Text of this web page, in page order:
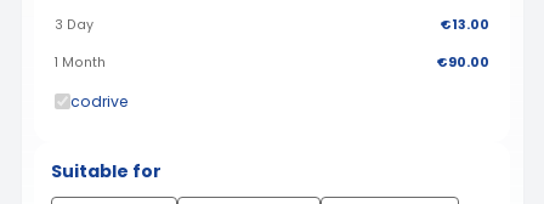
3 Day €13.00
1 Month €90.00
codrive
Suitable for